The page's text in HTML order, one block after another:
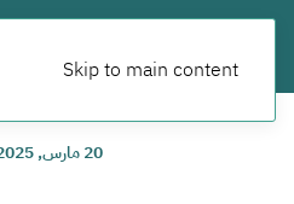
Skip to main content
20 مارس, 2025